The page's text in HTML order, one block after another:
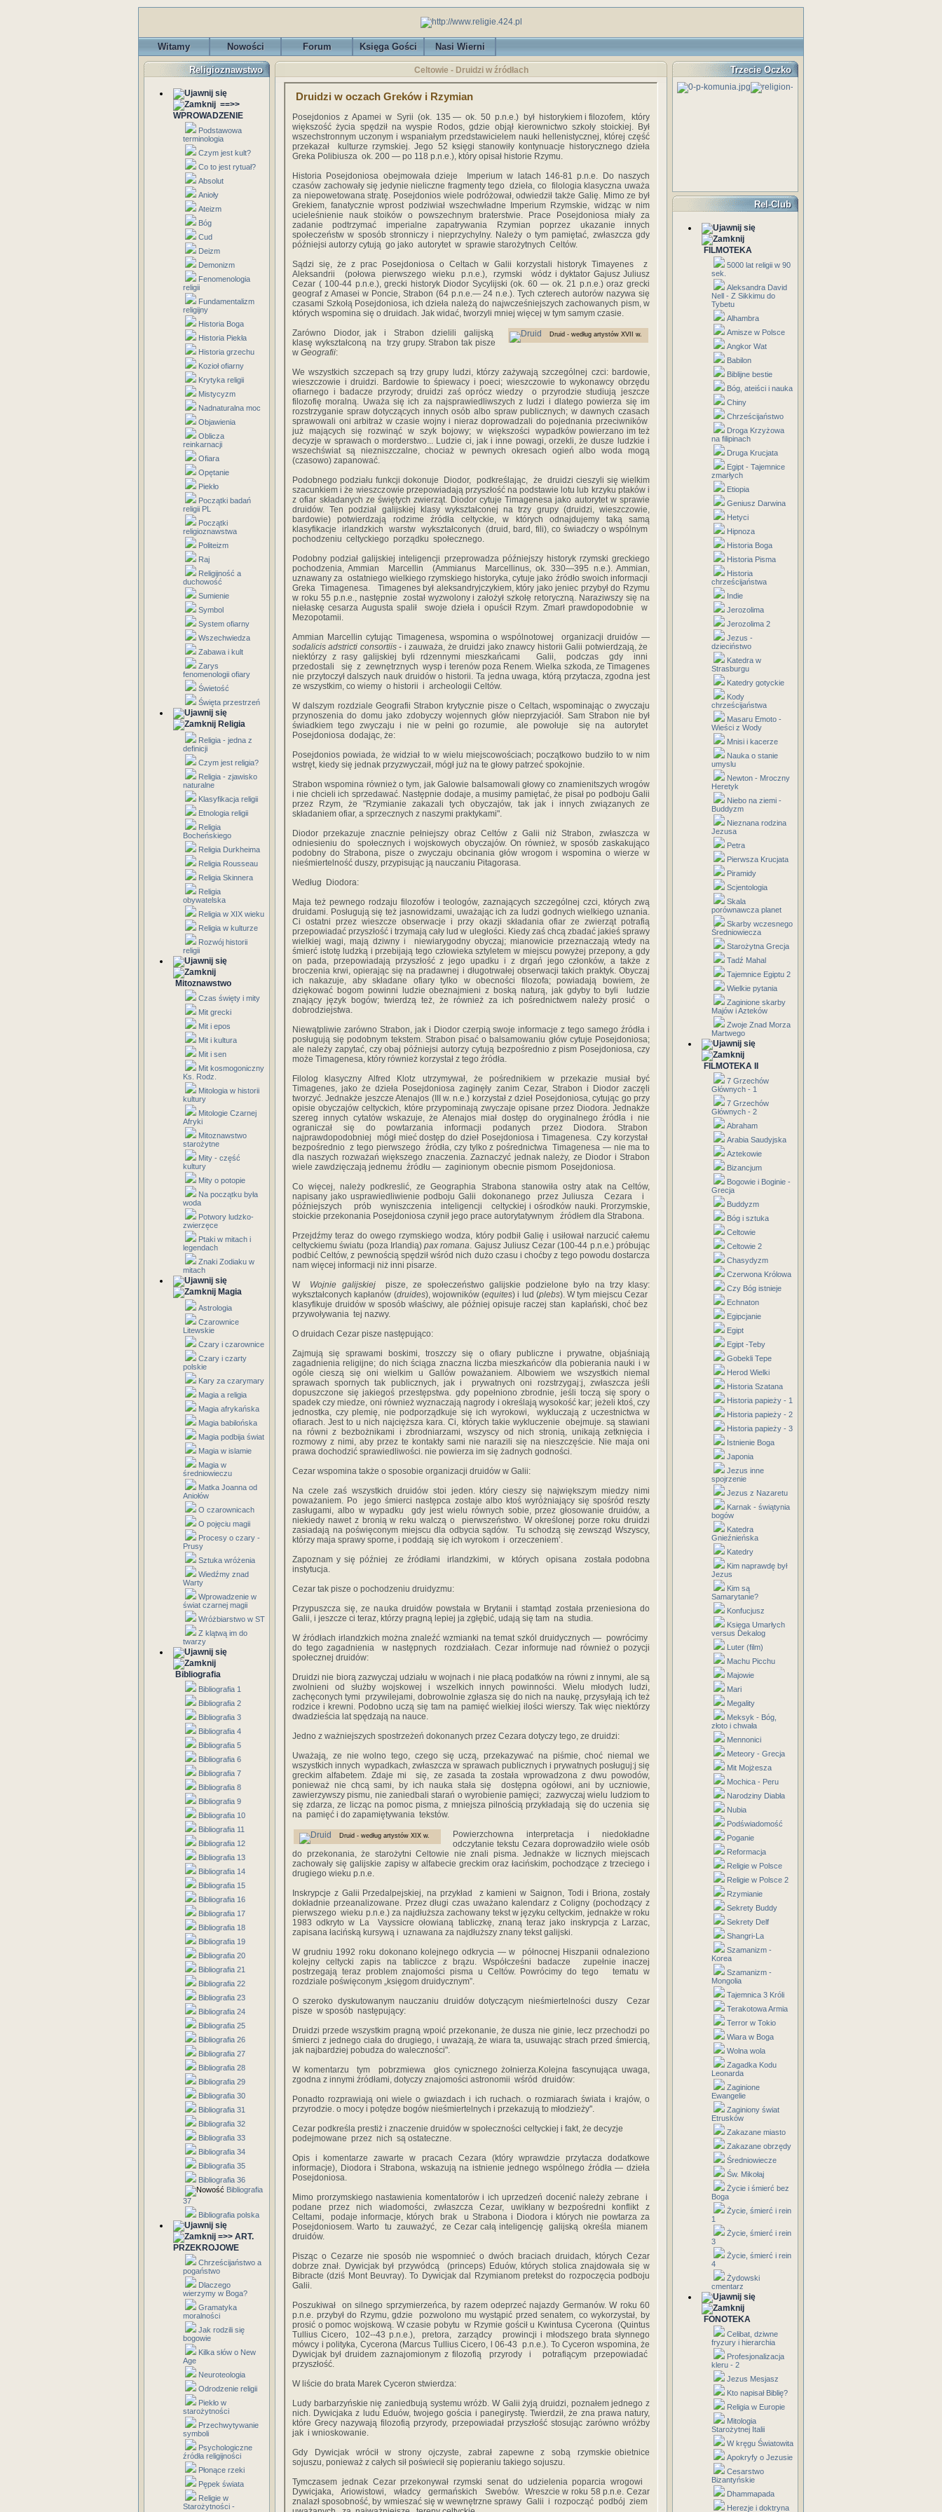
Witamy Nowości Forum Księga Gości Nasi Wierni
Religioznawstwo
==>>
WPROWADZENIE
Podstawowa
terminologia
Czym jest kult?
Co to jest rytuał?
Absolut
Anioły
Ateizm
Bóg
Cud
Deizm
Demonizm
Fenomenologia
religii
Fundamentalizm
religijny
Historia Boga
Historia Piekła
Historia grzechu
Kozioł ofiarny
Krytyka religii
Mistycyzm
Nadnaturalna moc
Objawienia
Oblicza
reinkarnacji
Ofiara
Opętanie
Piekło
Początki badań
religii PL
Początki
religioznawstwa
Politeizm
Raj
Religijność a
duchowość
Sumienie
Symbol
System ofiarny
Wszechwiedza
Zabawa i kult
Zarys
fenomenologii ofiary
Świetość
Święta przestrzeń
Religia
Religia - jedna z
definicji
Czym jest religia?
Religia - zjawisko
naturalne
Klasyfikacja religii
Etnologia religii
Religia
Bocheńskiego
Religia Durkheima
Religia Rousseau
Religia Skinnera
Religia
obywatelska
Religia w XIX wieku
Religia w kulturze
Rozwój historii
religii
Mitoznawstwo
Czas święty i mity
Mit grecki
Mit i epos
Mit i kultura
Mit i sen
Mit kosmogoniczny
Ks. Rodz.
Mitologia w historii
kultury
Mitologie Czarnej
Afryki
Mitoznawstwo
starożytne
Mity - część
kultury
Mity o potopie
Na początku była
woda
Potwory ludzko-
zwierzęce
Ptaki w mitach i
legendach
Znaki Zodiaku w
mitach
Magia
Astrologia
Czarownice
Litewskie
Czary i czarownice
Czary i czarty
polskie
Kary za czarymary
Magia a religia
Magia afrykańska
Magia babilońska
Magia podbija świat
Magia w islamie
Magia w
średniowieczu
Matka Joanna od
Aniołów
O czarownicach
O pojęciu magii
Procesy o czary -
Prusy
Sztuka wróżenia
Wiedźmy znad
Warty
Wprowadzenie w
świat czarnej magii
Wróżbiarstwo w ST
Z klątwą im do
twarzy
Bibliografia
Bibliografia 1
Bibliografia 2
Bibliografia 3
Bibliografia 4
Bibliografia 5
Bibliografia 6
Bibliografia 7
Bibliografia 8
Bibliografia 9
Bibliografia 10
Bibliografia 11
Bibliografia 12
Bibliografia 13
Bibliografia 14
Bibliografia 15
Bibliografia 16
Bibliografia 17
Bibliografia 18
Bibliografia 19
Bibliografia 20
Bibliografia 21
Bibliografia 22
Bibliografia 23
Bibliografia 24
Bibliografia 25
Bibliografia 26
Bibliografia 27
Bibliografia 28
Bibliografia 29
Bibliografia 30
Bibliografia 31
Bibliografia 32
Bibliografia 33
Bibliografia 34
Bibliografia 35
Bibliografia 36
Bibliografia
37
Bibliografia polska
=>> ART.
PRZEKROJOWE
Chrześcijaństwo a
pogaństwo
Dlaczego
wierzymy w Boga?
Gramatyka
moralności
Jak rodzili się
bogowie
Kilka słów o New
Age
Neuroteologia
Odrodzenie religii
Piekło w
starożytności
Przechwytywanie
symboli
Psychologiczne
źródła religijności
Płonące rzeki
Pępek świata
Religie w
Starożytności -
Celtowie - Druidzi w źródłach
Druidzi w oczach Greków i Rzymian
Posejdonios z Apamei w Syrii (ok. 135 — ok. 50 p.n.e.) był historykiem i filozofem, który
większość życia spędził na wyspie Rodos, gdzie objął kierownictwo szkoły stoickiej. Był
wszechstronnym uczonym i wspaniałym przedstawicielem nauki hellenistycznej, której część
przekazał kulturze rzymskiej. Jego 52 księgi stanowiły kontynuacje historycznego dzieła
Greka Polibiusza ok. 200 — po 118 p.n.e.), który opisał historie Rzymu.
Historia Posejdoniosa obejmowała dzieje Imperium w latach 146-81 p.n.e. Do naszych
czasów zachowały się jedynie nieliczne fragmenty tego dzieła, co filologia klasyczna uważa
za niepowetowana stratę. Posejdonios wiele podróżował, odwiedził także Galię. Mimo ze był
Grekiem, fanatycznie wprost podziwiał wszechwładne Imperium Rzymskie, widząc w nim
ucieleśnienie nauk stoików o powszechnym braterstwie. Prace Posejdoniosa miały za
zadanie podtrzymać imperialne zapatrywania Rzymian poprzez ukazanie innych
społeczeństw w sposób stronniczy i nieprzychylny. Należy o tym pamiętać, zwłaszcza gdy
późniejsi autorzy cytują go jako autorytet w sprawie starożytnych Celtów.
Sądzi się, że z prac Posejdoniosa o Celtach w Galii korzystali historyk Timayenes z
Aleksandrii (połowa pierwszego wieku p.n.e.), rzymski wódz i dyktator Gajusz Juliusz
Cezar ( 100-44 p.n.e.), grecki historyk Diodor Sycylijski (ok. 60 — ok. 21 p.n.e.) oraz grecki
geograf z Amasei w Poncie, Strabon (64 p.n.e.— 24 n.e.). Tych czterech autorów nazywa się
czasami Szkołą Posejdoniosa, ich dzieła należą do najwcześniejszych zachowanych pism, w
których wspomina się o druidach. Jak widać, tworzyli mniej więcej w tym samym czasie.
Druid - według artystów XVII w.
Zarówno Diodor, jak i Strabon dzielili galijską
klasę wykształconą na trzy grupy. Strabon tak pisze
w Geografii:
We wszystkich szczepach są trzy grupy ludzi, którzy zażywają szczególnej czci: bardowie,
wieszczowie i druidzi. Bardowie to śpiewacy i poeci; wieszczowie to wykonawcy obrzędu
ofiarnego i badacze przyrody; druidzi zaś oprócz wiedzy o przyrodzie studiują jeszcze
filozofię moralną. Uważa się ich za najsprawiedliwszych z ludzi i dlatego powierza się im
rozstrzyganie spraw dotyczących innych osób albo spraw publicznych; w dawnych czasach
sprawowali oni arbitraż w czasie wojny i nieraz doprowadzali do pojednania przeciwników
już mających się rozwinąć w szyk bojowy; w większości wypadków powierzano im też
decyzje w sprawach o morderstwo... Ludzie ci, jak i inne powagi, orzekli, że dusze ludzkie i
wszechświat są niezniszczalne, chociaż w pewnych okresach ogień albo woda mogą
(czasowo) zapanować.
Podobnego podziału funkcji dokonuje Diodor, podkreślając, że druidzi cieszyli się wielkim
szacunkiem i że wieszczowie przepowiadają przyszłość na podstawie lotu lub krzyku ptaków i
z ofiar składanych ze świętych zwierząt. Diodor cytuje Timagenesa jako autorytet w sprawie
druidów. Ten podział galijskiej klasy wykształconej na trzy grupy (druidzi, wieszczowie,
bardowie) potwierdzają rodzime źródła celtyckie, w których odnajdujemy taką samą
klasyfikacje irlandzkich warstw wykształconych (druid, bard, fili), co świadczy o wspólnym
pochodzeniu celtyckiego porządku społecznego.
Podobny podział galijskiej inteligencji przeprowadza późniejszy historyk rzymski greckiego
pochodzenia, Ammian Marcellin (Ammianus Marcellinus, ok. 330—395 n.e.). Ammian,
uznawany za ostatniego wielkiego rzymskiego historyka, cytuje jako źródło swoich informacji
Greka Timagenesa. Timagenes był aleksandryjczykiem, który jako jeniec przybył do Rzymu
w roku 55 p.n.e., następnie został wyzwolony i założył szkołę retoryczną. Naraziwszy się na
niełaskę cesarza Augusta spalił swoje dzieła i opuścił Rzym. Zmarł prawdopodobnie w
Mezopotamii.
Ammian Marcellin cytując Timagenesa, wspomina o wspólnotowej organizacji druidów —
sodalicis adstricti consortiis- i zauważa, że druidzi jako znawcy historii Galii potwierdzają, że
niektórzy z rasy galijskiej byli rdzennymi mieszkańcami Galii, podczas gdy inni
przedostali się z zewnętrznych wysp i terenów poza Renem. Wielka szkoda, ze Timagenes
nie przytoczył dalszych nauk druidów o historii. Ta jedna uwaga, którą przytacza, zgodna jest
ze wszystkim, co wiemy o historii i archeologii Celtów.
W dalszym rozdziale Geografii Strabon krytycznie pisze o Celtach, wspominając o zwyczaju
przynoszenia do domu jako zdobyczy wojennych głów nieprzyjaciół. Sam Strabon nie był
świadkiem tego zwyczaju i nie w pełni go rozumie, ale powołuje się na autorytet
Posejdoniosa dodając, że:
Posejdonios powiada, że widział to w wielu miejscowościach; początkowo budziło to w nim
wstręt, kiedy się jednak przyzwyczaił, mógł już na te głowy patrzeć spokojnie.
Strabon wspomina również o tym, jak Galowie balsamowali głowy co znamienitszych wrogów
i nie chcieli ich sprzedawać. Następnie dodaje, a musimy pamiętać, że pisał po podboju Galii
przez Rzym, że "Rzymianie zakazali tych obyczajów, tak jak i innych związanych ze
składaniem ofiar, a sprzecznych z naszymi praktykami".
Diodor przekazuje znacznie pełniejszy obraz Celtów z Galii niż Strabon, zwłaszcza w
odniesieniu do społecznych i wojskowych obyczajów. On również, w sposób zaskakująco
podobny do Strabona, pisze o zwyczaju obcinania głów wrogom i wspomina o wierze w
nieśmiertelność duszy, przypisując ją nauczaniu Pitagorasa.
Według Diodora:
Maja też pewnego rodzaju filozofów i teologów, zaznających szczególnej czci, których zwą
druidami. Posługują się też jasnowidzami, uważając ich za ludzi godnych wielkiego uznania.
Ci ostatni przez wieszcze obserwacje i przy okazji składania ofiar ze zwierząt potrafią
przepowiadać przyszłość i trzymają cały lud w uległości. Kiedy zaś chcą zbadać jakieś sprawy
wielkiej wagi, mają dziwny i niewiarygodny obyczaj; mianowicie przeznaczają wtedy na
śmierć istotę ludzką i przebijają tego człowieka sztyletem w miejscu powyżej przepony, a gdy
on pada, przepowiadają przyszłość z jego upadku i z drgań jego członków, a także z
broczenia krwi, opierając się na pradawnej i długotrwałej obserwacji takich praktyk. Obyczaj
ich nakazuje, aby składane ofiary tylko w obecności filozofa; powiadają bowiem, że
dziękować bogom powinni ludzie obeznajmieni z boską naturą, jak gdyby to byli ludzie
znający język bogów; twierdzą też, że również za ich pośrednictwem należy prosić o
dobrodziejstwa.
Niewątpliwie zarówno Strabon, jak i Diodor czerpią swoje informacje z tego samego źródła i
posługują się podobnym tekstem. Strabon pisać o balsamowaniu głów cytuje Posejdoniosa;
ale należy zapytać, czy obaj późniejsi autorzy cytują bezpośrednio z pism Posejdoniosa, czy
może Timagenesa, który również korzystał z tego źródła.
Filolog klasyczny Alfred Klotz utrzymywał, że pośrednikiem w przekazie musiał być
Timagenes, jako że dzieła Posejdoniosa zaginęły zanim Cezar, Strabon i Diodor zaczęli
tworzyć. Jednakże jeszcze Atenajos (III w. n.e.) korzystał z dzieł Posejdoniosa, cytując go przy
opisie obyczajów celtyckich, które przypominają zwyczaje opisane przez Diodora. Jednakże
szereg innych cytatów wskazuje, że Atenajos miał dostęp do oryginalnego źródła i nie
ograniczał się do powtarzania informacji podanych przez Diodora. Strabon
najprawdopodobniej mógł mieć dostęp do dzieł Posejdoniosa i Timagenesa. Czy korzystał
bezpośrednio z tego pierwszego źródła, czy tylko z pośrednictwa Timagenesa — nie ma to
dla naszych rozważań większego znaczenia. Zaznaczyć jednak należy, ze Diodor i Strabon
wiele zawdzięczają jednemu źródłu — zaginionym obecnie pismom Posejdoniosa.
Co więcej, należy podkreslić, ze Geographia Strabona stanowiła ostry atak na Celtów,
napisany jako usprawiedliwienie podboju Galii dokonanego przez Juliusza Cezara i
późniejszych prób wyniszczenia inteligencji celtyckiej i ośrodków nauki. Prorzymskie,
stoickie przekonania Posejdoniosa czynił jego prace autorytatywnym źródłem dla Strabona.
Przejdźmy teraz do owego rzymskiego wodza, który podbił Galię i usiłował narzucić całemu
celtyckiemu światu (poza Irlandią)pax romana. Gajusz Juliusz Cezar (100-44 p.n.e.) próbując
podbić Celtów, z pewnością spędził wśród nich dużo czasu i choćby z tego powodu dostarcza
nam więcej informacji niż inni pisarze.
W Wojnie galijskiejpisze, ze społeczeństwo galijskie podzielone było na trzy klasy:
wykształconych kapłanów (druides), wojowników (equites) i lud (plebs). W tym miejscu Cezar
klasyfikuje druidów w sposób właściwy, ale później opisuje raczej stan kapłański, choć bez
przywoływania tej nazwy.
O druidach Cezar pisze następująco:
Zajmują się sprawami boskimi, troszczy się o ofiary publiczne i prywatne, objaśniają
zagadnienia religijne; do nich ściąga znaczna liczba mieszkańców dla pobierania nauki i w
ogóle cieszą się oni wielkim u Gallów poważaniem. Albowiem we wszystkich niemal
sprawach spornych tak publicznych, jak i prywatnych oni rozstrzygaj:j, zwłaszcza jeśli
dopuszczone się jakiegoś przestępstwa. gdy popełniono zbrodnie, jeśli toczą się spory o
spadek czy miedze, oni również wyznaczają nagrody i określają wysokość kar; jeżeli ktoś, czy
jednostka, czy plemię, nie podporządkuje się ich wyrokowi, wykluczają z uczestnictwa w
ofiarach. Jest to u nich najcięższa kara. Ci, których takie wykluczenie obejmuje. są stawiani
na równi z bezbożnikami i zbrodniarzami, wszyscy od nich stronią, unikają zetknięcia i
rozmowy z nimi, aby przez te kontakty sami nie narazili się na nieszczęście. Nie maja oni
prawa dochodzić sprawiedliwości. nie powierza im się żadnych godności.
Cezar wspomina także o sposobie organizacji druidów w Galii:
Na czele zaś wszystkich druidów stoi jeden. który cieszy się największym miedzy nimi
poważaniem. Po jego śmierci następca zostaje albo ktoś wyróżniający się spośród reszty
zasługami, albo w wypadku gdy jest wielu równych sobie, przez głosowanie druidów, a
niekiedy nawet z bronią w reku walczą o pierwszeństwo. W określonej porze roku druidzi
zasiadają na poświęconym miejscu dla odbycia sądów. Tu schodzą się zewsząd Wszyscy,
którzy maja sprawy sporne, i poddają się ich wyrokom i orzeczeniem’.
Zapoznam y się później ze źródłami irlandzkimi, w których opisana została podobna
instytucja.
Cezar tak pisze o pochodzeniu druidyzmu:
Przypuszcza się, ze nauka druidów powstała w Brytanii i stamtąd została przeniesiona do
Galii, i jeszcze ci teraz, którzy pragną lepiej ja zgłębić, udają się tam na studia.
W źródłach irlandzkich można znaleźć wzmianki na temat szkól druidycznych — powrócimy
do tego zagadnienia w następnych rozdziałach. Cezar informuje nad również o pozycji
społecznej druidów:
Druidzi nie biorą zazwyczaj udziału w wojnach i nie płacą podatków na równi z innymi, ale są
zwolnieni od służby wojskowej i wszelkich innych powinności. Wielu młodych ludzi,
zachęconych tymi przywilejami, dobrowolnie zgłasza się do nich na naukę, przysyłają ich też
rodzice i krewni. Podobno uczą się tam na pamięć wielkiej ilości wierszy. Tak więc niektórzy
dwadzieścia lat spędzają na nauce.
Jedno z ważniejszych spostrzeżeń dokonanych przez Cezara dotyczy tego, ze druidzi:
Uważają, ze nie wolno tego, czego się uczą, przekazywać na piśmie, choć niemal we
wszystkich innych wypadkach, zwłaszcza w sprawach publicznych i prywatnych posługuj:j się
greckim alfabetem. Zdaje mi się, ze zasada ta została wprowadzona z dwu powodów,
ponieważ nie chcą sami, by ich nauka stała się dostępna ogółowi, ani by uczniowie,
zawierzywszy pismu, nie zaniedbali starań o wyrobienie pamięci; zazwyczaj wielu ludziom to
się zdarza, ze licząc na pomoc pisma, z mniejsza pilnością przykładają się do uczenia się
na pamięć i do zapamiętywania tekstów.
Druid - według artystów XIX w.
Powierzchowna interpretacja i niedokładne
odczytanie tekstu Cezara doprowadziło wiele osób
do przekonania, że starożytni Celtowie nie znali pisma. Jednakże w licznych miejscach
zachowały się galijskie zapisy w alfabecie greckim oraz łacińskim, pochodzące z trzeciego i
drugiego wieku p.n.e.
Inskrypcje z Galii Przedalpejskiej, na przykład z kamieni w Saignon, Todi i Briona, zostały
dokładnie przeanalizowane. Przez długi czas uważano kalendarz z Coligny (pochodzący z
pierwszego wieku p.n.e.) za najdłuższa zachowany tekst w języku celtyckim, jednakże w roku
1983 odkryto w La Vayssicre ołowianą tabliczkę, znaną teraz jako inskrypcja z Larzac,
zapisana łacińską kursywą i uznawana za najdłuższy znany tekst galijski.
W grudniu 1992 roku dokonano kolejnego odkrycia — w północnej Hiszpanii odnaleziono
kolejny celtycki zapis na tabliczce z brązu. Współcześni badacze zupełnie inaczej
postrzegają teraz problem znajomości pisma u Celtów. Powrócimy do tego tematu w
rozdziale poświęconym „księgom druidycznym”.
O szeroko dyskutowanym nauczaniu druidów dotyczącym nieśmiertelności duszy Cezar
pisze w sposób następujący:
Druidzi przede wszystkim pragną wpoić przekonanie, że dusza nie ginie, lecz przechodzi po
śmierci z jednego ciała do drugiego, i uważają, że wiara ta, usuwając strach przed śmiercią,
jak najbardziej pobudza do waleczności".
W komentarzu tym pobrzmiewa głos cynicznego żołnierza.Kolejna fascynująca uwaga,
zgodna z innymi źródłami, dotyczy znajomości astronomii wśród druidów:
Ponadto rozprawiają oni wiele o gwiazdach i ich ruchach. o rozmiarach świata i krajów, o
przyrodzie. o mocy i potędze bogów nieśmiertelnych i przekazują to młodzieży''.
Cezar podkreśla prestiż i znaczenie druidów w społeczności celtyckiej i fakt, że decyzje
podejmowane przez nich są ostateczne.
Opis i komentarze zawarte w pracach Cezara (który wprawdzie przytacza dodatkowe
informacje), Diodora i Strabona, wskazują na istnienie jednego wspólnego źródła — dzieła
Posejdoniosa.
Mimo prorzymskiego nastawienia komentatorów i ich uprzedzeń docenić należy zebrane i
podane przez nich wiadomości, zwłaszcza Cezar, uwikłany w bezpośredni konflikt z
Celtami, podaje informacje, których brak u Strabona i Diodora i których nie powtarza za
Posejdoniosem. Warto tu zauważyć, ze Cezar całą inteligencję galijską określa mianem
druidów.
Pisząc o Cezarze nie sposób nie wspomnieć o dwóch braciach druidach, których Cezar
dobrze znał. Dywicjak był przywódcą (princeps) Eduów, których stolica znajdowała się w
Bibracte (dziś Mont Beuvray). To Dywicjak dal Rzymianom pretekst do rozpoczęcia podboju
Galii.
Poszukiwał on silnego sprzymierzeńca, by razem odeprzeć najazdy Germanów. W roku 60
p.n.e. przybył do Rzymu, gdzie pozwolono mu wystąpić przed senatem, co wykorzystał, by
prosić o pomoc wojskową. W czasie pobytu w Rzymie gościł u Kwintusa Cycerona (Quintus
Tullius Cicero, 102--43 p.n.e.), pretora, zarządcy prowincji i młodszego brata słynnego
mówcy i polityka, Cycerona (Marcus Tullius Cicero, l 06-43 p.n.e.). To Cyceron wspomina, że
Dywicjak był druidem zaznajomionym z filozofią przyrody i potrafiącym przepowiadać
przyszłość.
W liście do brata Marek Cyceron stwierdza:
Ludy barbarzyńskie nię zaniedbują systemu wróżb. W Galii żyją druidzi, poznałem jednego z
nich. Dywicjaka z ludu Eduów, twojego gościa i panegirystę. Twierdził, że zna prawa natury,
które Grecy nazywają filozofią przyrody, przepowiadał przyszłość stosując zarówno wróżby
jak i wnioskowanie.
Gdy Dywicjak wrócił w strony ojczyste, zabrał zapewne z sobą rzymskie obietnice
sojuszu, ponieważ z całych sił poświecił się popieraniu takiego sojuszu.
Tymczasem jednak Cezar przekonywał rzymski senat do udzielenia poparcia wrogowi
Dywicjaka, Ariowistowi, władcy germańskich Swebów. Wreszcie w roku 58 p.n.e. Cezar
znalazł sposobność, by wmieszać się w wewnętrzne sprawy Galii i rozpocząć podbój ziem
Trzecie Oczko
Rel-Club
FILMOTEKA
5000 lat religii w 90
sek.
Aleksandra David
Nell - Z Sikkimu do
Tybetu
Alhambra
Amisze w Polsce
Angkor Wat
Babilon
Biblijne bestie
Bóg, ateiści i nauka
Chiny
Chrześcijaństwo
Droga Krzyżowa
na filipinach
Druga Krucjata
Egipt - Tajemnice
zmarłych
Etiopia
Geniusz Darwina
Hetyci
Hipnoza
Historia Boga
Historia Pisma
Historia
chrześcijaństwa
Indie
Jerozolima
Jerozolima 2
Jezus -
dzieciństwo
Katedra w
Strasburgu
Katedry gotyckie
Kody
chrześcijaństwa
Masaru Emoto -
Wieści z Wody
Mnisi i kacerze
Nauka o stanie
umyslu
Newton - Mroczny
Heretyk
Niebo na ziemi -
Buddyzm
Nieznana rodzina
Jezusa
Petra
Pierwsza Krucjata
Piramidy
Scjentologia
Skala
porównawcza planet
Skarby wczesnego
Średniowiecza
Starożytna Grecja
Tadź Mahal
Tajemnice Egiptu 2
Wielkie pytania
Zaginione skarby
Majów i Azteków
Zwoje Znad Morza
Martwego
FILMOTEKA II
7 Grzechów
Głównych - 1
7 Grzechów
Głównych - 2
Abraham
Arabia Saudyjska
Aztekowie
Bizancjum
Bogowie i Boginie -
Grecja
Buddyzm
Bóg i sztuka
Celtowie
Celtowie 2
Chasydyzm
Czerwona Królowa
Czy Bóg istnieje
Echnaton
Egipcjanie
Egipt
Egipt -Teby
Gobekli Tepe
Herod Wielki
Historia Szatana
Historia papieży - 1
Historia papieży - 2
Historia papieży - 3
Istnienie Boga
Japonia
Jezus inne
spojrzenie
Jezus z Nazaretu
Karnak - świątynia
bogów
Katedra
Gnieźnieńska
Katedry
Kim naprawdę był
Jezus
Kim są
Samarytanie?
Konfucjusz
Księga Umarłych
versus Dekalog
Luter (film)
Machu Picchu
Majowie
Mari
Megality
Meksyk - Bóg,
złoto i chwała
Mennonici
Meteory - Grecja
Mit Mojżesza
Mochica - Peru
Narodziny Diabła
Nubia
Podświadomość
Poganie
Reformacja
Religie w Polsce
Religie w Polsce 2
Rzymianie
Sekrety Buddy
Sekrety Delf
Shangri-La
Szamanizm -
Korea
Szamanizm -
Mongolia
Tajemnica 3 Króli
Terakotowa Armia
Terror w Tokio
Wiara w Boga
Wolna wola
Zagadka Kodu
Leonarda
Zaginione
Ewangelie
Zaginiony świat
Etrusków
Zakazane miasto
Zakazane obrzędy
Średniowiecze
Św. Mikołaj
Życie i śmierć bez
Boga
Życie, śmierć i rein
1
Życie, śmierć i rein
3
Życie, śmierć i rein
4
Żydowski
cmentarz
FONOTEKA
Celibat, dziwne
fryzury i hierarchia
Profesjonalizacja
kleru - 2
Jezus Mesjasz
Kto napisał Biblię?
Religia w Europie
Mitologia
Starożytnej Italii
W kręgu Światowita
Apokryfy o Jezusie
Cesarstwo
Bizantyńskie
Dhammapada
Herezje i doktryna